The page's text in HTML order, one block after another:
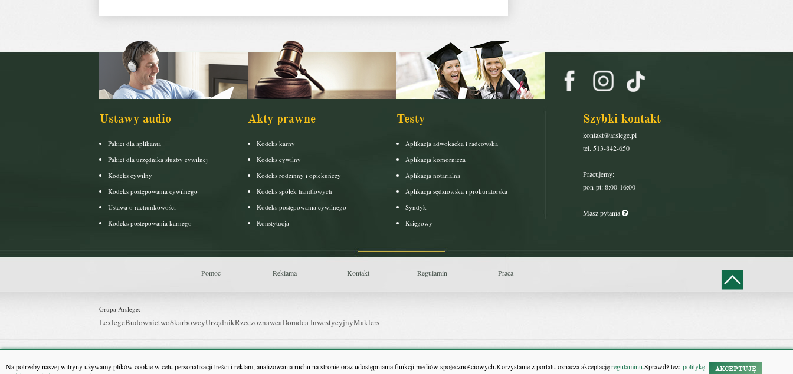
Na potrzeby naszej witryny używamy plików cookie w celu personalizacji treści i reklam, analizowania ruchu na stronie oraz udostępniania funkcji mediów społecznościowych.Korzystanie z portalu oznacza akceptacjęregulaminu.Sprawdź też: politykę
AKCEPTUJĘ
Ustawy audio
Pakiet dla aplikanta
Pakiet dla urzędnika służby cywilnej
Kodeks cywilny
Kodeks postępowania cywilnego
Ustawa o rachunkowości
Kodeks postepowania karnego
Akty prawne
Kodeks karny
Kodeks cywilny
Kodeks rodzinny i opiekuńczy
Kodeks spółek handlowych
Kodeks postępowania cywilnego
Konstytucja
Testy
Aplikacja adwokacka i radcowska
Aplikacja komornicza
Aplikacja notarialna
Aplikacja sędziowska i prokuratorska
Syndyk
Księgowy
Szybki kontakt
kontakt@arslege.pl
tel. 513-842-650
Pracujemy:
pon-pt: 8:00-16:00
Masz pytania
Pomoc Reklama Kontakt Regulamin Praca
Grupa Arslege:
LexlegeBudownictwoSkarbowcyUrzędnikRzeczoznawcaDoradca InwestycyjnyMaklers
Grupa Bonnier:
Puls BiznesuBankierPuls MedycynyMonitor FirmPuls FarmacjiPit.pl